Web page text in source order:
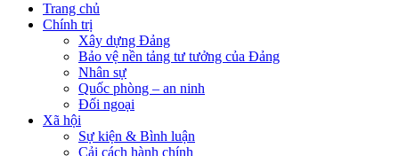
Trang chủ
Chính trị
Xây dựng Đảng
Bảo vệ nền tảng tư tưởng của Đảng
Nhân sự
Quốc phòng – an ninh
Đối ngoại
Xã hội
Sự kiện & Bình luận
Cải cách hành chính